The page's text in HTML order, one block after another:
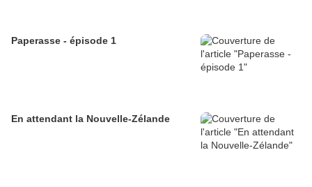
Paperasse - épisode 1
En attendant la Nouvelle-Zélande